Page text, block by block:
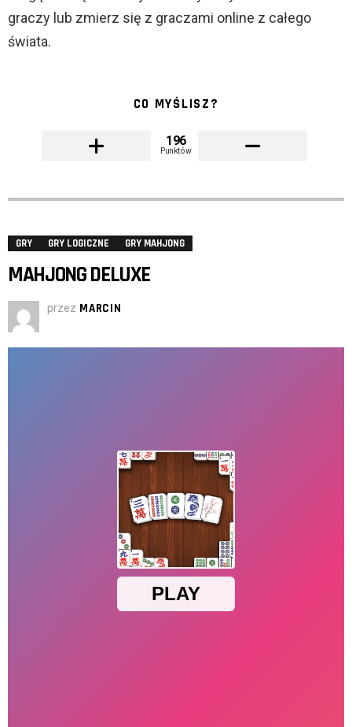
graczy lub zmierz się z graczami online z całego
świata.
CO MYŚLISZ?
196
Punktów
GRY GRY LOGICZNE GRY MAHJONG
MAHJONG DELUXE
przez MARCIN